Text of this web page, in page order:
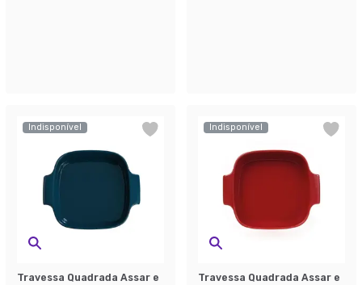
Indisponível
Travessa Quadrada Assar e
Indisponível
Travessa Quadrada Assar e